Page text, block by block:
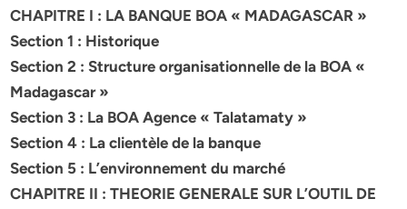
CHAPITRE I : LA BANQUE BOA « MADAGASCAR »
Section 1 : Historique
Section 2 : Structure organisationnelle de la BOA «
Madagascar »
Section 3 : La BOA Agence « Talatamaty »
Section 4 : La clientèle de la banque
Section 5 : L’environnement du marché
CHAPITRE II : THEORIE GENERALE SUR L’OUTIL DE